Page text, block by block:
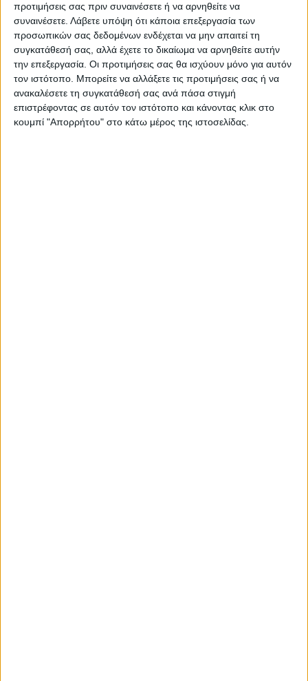
προτιμήσεις σας πριν συναινέσετε ή να αρνηθείτε να
συναινέσετε. Λάβετε υπόψη ότι κάποια επεξεργασία των
προσωπικών σας δεδομένων ενδέχεται να μην απαιτεί τη
συγκατάθεσή σας, αλλά έχετε το δικαίωμα να αρνηθείτε αυτήν
την επεξεργασία. Οι προτιμήσεις σας θα ισχύουν μόνο για αυτόν
τον ιστότοπο. Μπορείτε να αλλάξετε τις προτιμήσεις σας ή να
ανακαλέσετε τη συγκατάθεσή σας ανά πάσα στιγμή
επιστρέφοντας σε αυτόν τον ιστότοπο και κάνοντας κλικ στο
κουμπί "Απορρήτου" στο κάτω μέρος της ιστοσελίδας.
ΠΑΡΟΜΟΙΑ ΑΡΘΡΑ